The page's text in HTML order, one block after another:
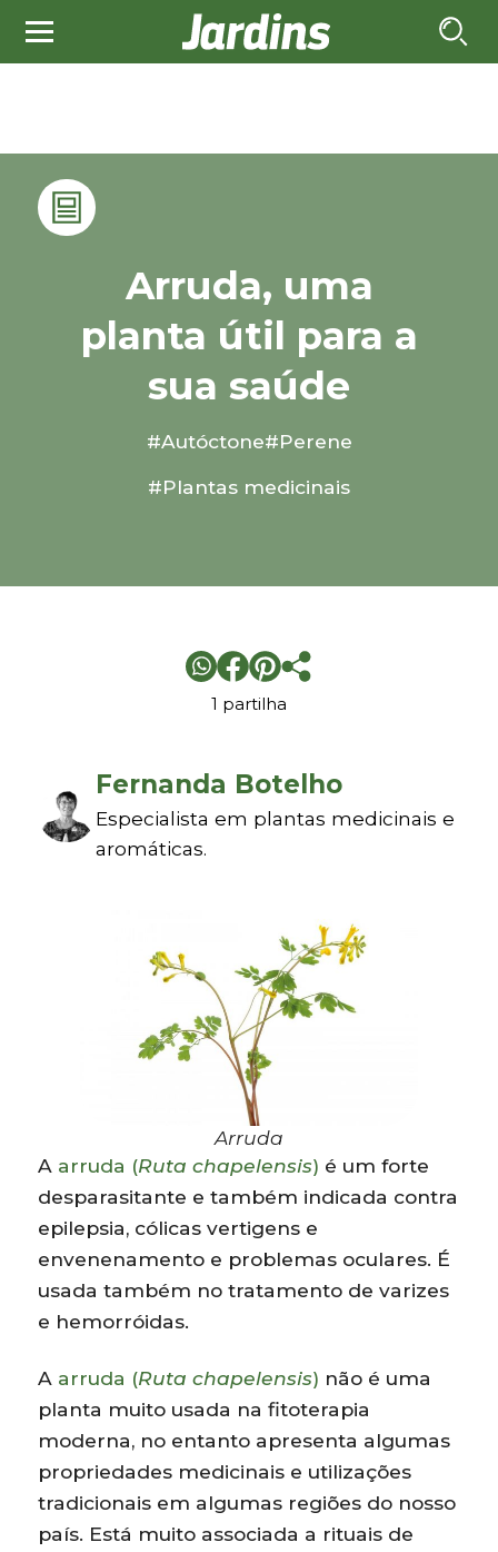
Arruda, uma
planta útil para a
sua saúde
#Autóctone#Perene
#Plantas medicinais
1 partilha
Fernanda Botelho
Especialista em plantas medicinais e
aromáticas.
Arruda
A arruda (Ruta chapelensis) é um forte
desparasitante e também indicada contra
epilepsia, cólicas vertigens e
envenenamento e problemas oculares. É
usada também no tratamento de varizes
e hemorróidas.
A arruda (Ruta chapelensis) não é uma
planta muito usada na fitoterapia
moderna, no entanto apresenta algumas
propriedades medicinais e utilizações
tradicionais em algumas regiões do nosso
país. Está muito associada a rituais de